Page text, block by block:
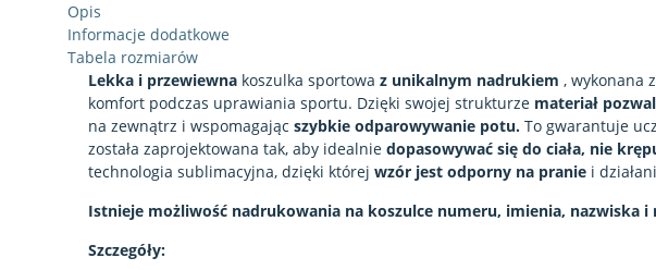
Opis
Informacje dodatkowe
Tabela rozmiarów
Lekka i przewiewna koszulka sportowaz unikalnym nadrukiem, wykonana
komfort podczas uprawiania sportu. Dzięki swojej strukturze materiał
na zewnątrz i wspomagającszybkie odparowywanie potu. To gwarantuje
została zaprojektowana tak, aby idealniedopasowywać się do ciała, nie
technologia sublimacyjna, dzięki którejwzór jest odporny na pranie i
Istnieje możliwość nadrukowania na koszulce numeru, imienia, nazwiska i
Szczegóły: